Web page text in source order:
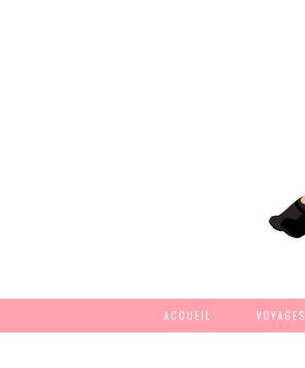
ACCUEIL VOYAGES